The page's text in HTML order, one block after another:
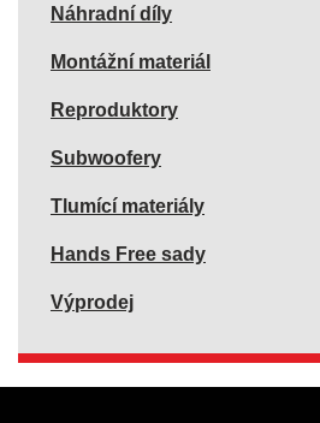
Náhradní díly
Montážní materiál
Reproduktory
Subwoofery
Tlumící materiály
Hands Free sady
Výprodej